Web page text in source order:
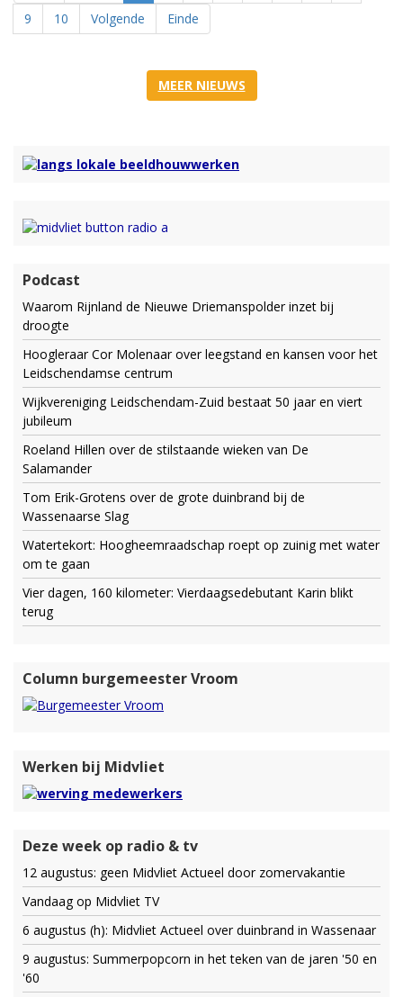
9 10 Volgende Einde
MEER NIEUWS
Podcast
Waarom Rijnland de Nieuwe Driemanspolder inzet bij
droogte
Hoogleraar Cor Molenaar over leegstand en kansen voor het
Leidschendamse centrum
Wijkvereniging Leidschendam-Zuid bestaat 50 jaar en viert
jubileum
Roeland Hillen over de stilstaande wieken van De
Salamander
Tom Erik-Grotens over de grote duinbrand bij de
Wassenaarse Slag
Watertekort: Hoogheemraadschap roept op zuinig met water
om te gaan
Vier dagen, 160 kilometer: Vierdaagsedebutant Karin blikt
terug
Column burgemeester Vroom
Werken bij Midvliet
Deze week op radio & tv
12 augustus: geen Midvliet Actueel door zomervakantie
Vandaag op Midvliet TV
6 augustus (h): Midvliet Actueel over duinbrand in Wassenaar
9 augustus: Summerpopcorn in het teken van de jaren '50 en
'60